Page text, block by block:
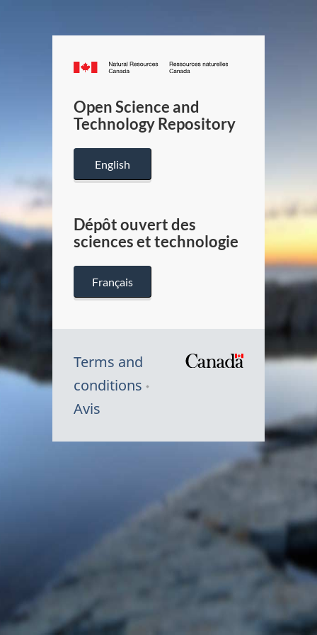
Canada.ca
/
Canada
Open Science and
Technology Repository
English
Dépôt ouvert des
sciences et technologie
Français
Terms and
conditions
Avis
du